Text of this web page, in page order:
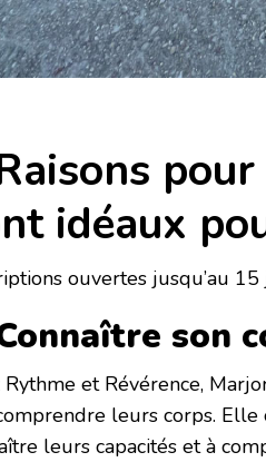
idéaux
ouvertes jusqu’au
son
Rythme et Révérence,
leurs corps.
leurs capacités et à